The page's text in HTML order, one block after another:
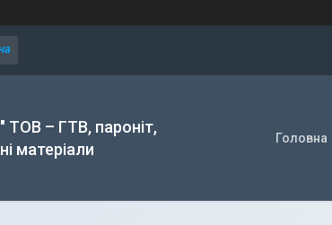
– ГТВ, пароніт,
матеріали
Головна